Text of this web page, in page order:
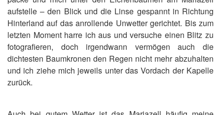
aufstelle – den Blick und die Linse gespannt in Richtung
Hinterland auf das anrollende Unwetter gerichtet. Bis zum
letzten Moment harre ich aus und versuche einen Blitz zu
fotografieren, doch irgendwann vermögen auch die
dichtesten Baumkronen den Regen nicht mehr abzuhalten
und ich ziehe mich jeweils unter das Vordach der Kapelle
zurück.